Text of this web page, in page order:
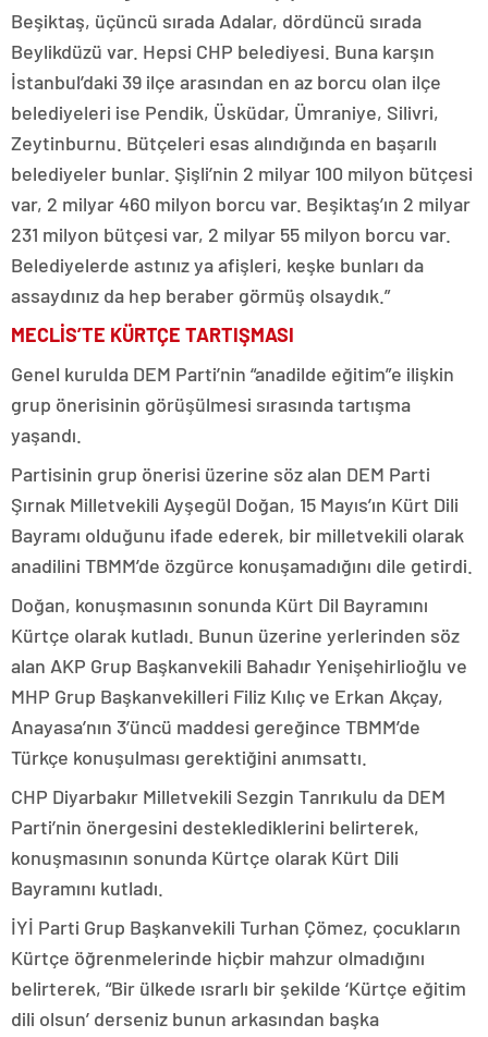
Beşiktaş, üçüncü sırada Adalar, dördüncü sırada
Beylikdüzü var. Hepsi CHP belediyesi. Buna karşın
İstanbul’daki 39 ilçe arasından en az borcu olan ilçe
belediyeleri ise Pendik, Üsküdar, Ümraniye, Silivri,
Zeytinburnu. Bütçeleri esas alındığında en başarılı
belediyeler bunlar. Şişli’nin 2 milyar 100 milyon bütçesi
var, 2 milyar 460 milyon borcu var. Beşiktaş’ın 2 milyar
231 milyon bütçesi var, 2 milyar 55 milyon borcu var.
Belediyelerde astınız ya afişleri, keşke bunları da
assaydınız da hep beraber görmüş olsaydık.”
MECLİS’TE KÜRTÇE TARTIŞMASI
Genel kurulda DEM Parti’nin “anadilde eğitim”e ilişkin
grup önerisinin görüşülmesi sırasında tartışma
yaşandı.
Partisinin grup önerisi üzerine söz alan DEM Parti
Şırnak Milletvekili Ayşegül Doğan, 15 Mayıs’ın Kürt Dili
Bayramı olduğunu ifade ederek, bir milletvekili olarak
anadilini TBMM’de özgürce konuşamadığını dile getirdi.
Doğan, konuşmasının sonunda Kürt Dil Bayramını
Kürtçe olarak kutladı. Bunun üzerine yerlerinden söz
alan AKP Grup Başkanvekili Bahadır Yenişehirlioğlu ve
MHP Grup Başkanvekilleri Filiz Kılıç ve Erkan Akçay,
Anayasa’nın 3’üncü maddesi gereğince TBMM’de
Türkçe konuşulması gerektiğini anımsattı.
CHP Diyarbakır Milletvekili Sezgin Tanrıkulu da DEM
Parti’nin önergesini desteklediklerini belirterek,
konuşmasının sonunda Kürtçe olarak Kürt Dili
Bayramını kutladı.
İYİ Parti Grup Başkanvekili Turhan Çömez, çocukların
Kürtçe öğrenmelerinde hiçbir mahzur olmadığını
belirterek, “Bir ülkede ısrarlı bir şekilde ‘Kürtçe eğitim
dili olsun’ derseniz bunun arkasından başka